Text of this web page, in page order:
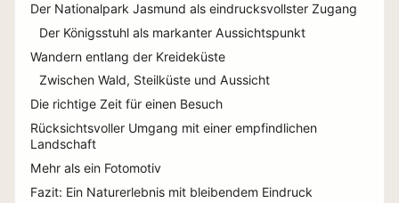
Der Nationalpark Jasmund als eindrucksvollster Zugang
Der Königsstuhl als markanter Aussichtspunkt
Wandern entlang der Kreideküste
Zwischen Wald, Steilküste und Aussicht
Die richtige Zeit für einen Besuch
Rücksichtsvoller Umgang mit einer empfindlichen
Landschaft
Mehr als ein Fotomotiv
Fazit: Ein Naturerlebnis mit bleibendem Eindruck